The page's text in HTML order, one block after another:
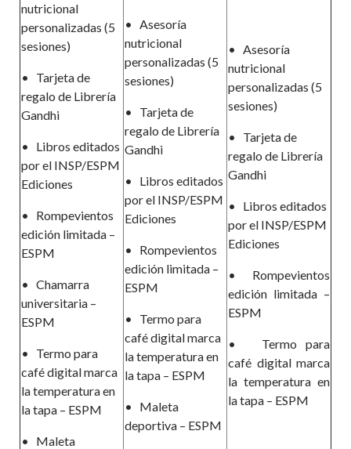
nutricional
personalizadas (5
sesiones)
•
Tarjeta de
regalo de Librería
Gandhi
•
Libros editados
por el INSP/ESPM
Ediciones
•
Rompevientos
edición limitada –
ESPM
• Chamarra
universitaria –
ESPM
•
Termo para
café digital marca
la temperatura en
la tapa – ESPM
•
Maleta
• Asesoría
nutricional
personalizadas (5
sesiones)
•
Tarjeta de
regalo de Librería
Gandhi
•
Libros editados
por el INSP/ESPM
Ediciones
•
Rompevientos
edición limitada –
ESPM
•
Termo para
café digital marca
la temperatura en
la tapa – ESPM
•
Maleta
deportiva – ESPM
• Asesoría
nutricional
personalizadas (5
sesiones)
•
Tarjeta de
regalo de Librería
Gandhi
•
Libros editados
por el INSP/ESPM
Ediciones
•
Rompevientos
edición limitada –
ESPM
•
Termo para
café digital marca
la temperatura en
la tapa – ESPM